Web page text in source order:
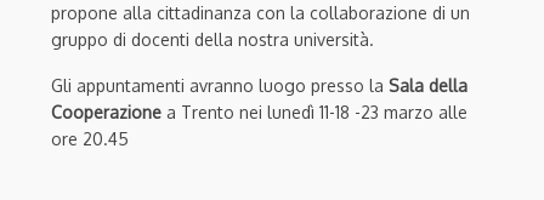
propone alla cittadinanza con la collaborazione di un
gruppo di docenti della nostra università.
Gli appuntamenti avranno luogo presso la Sala della
Cooperazione a Trento nei lunedì 11-18 -23 marzo alle
ore 20.45